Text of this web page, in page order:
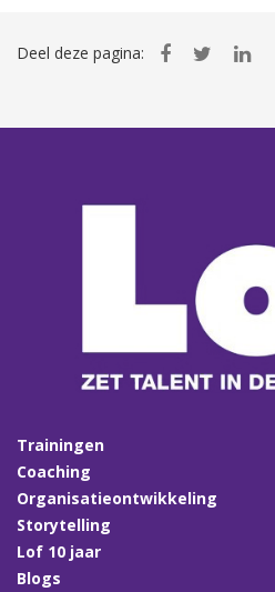
Deel deze pagina:
Trainingen
Coaching
Organisatieontwikkeling
Storytelling
Lof 10 jaar
Blogs